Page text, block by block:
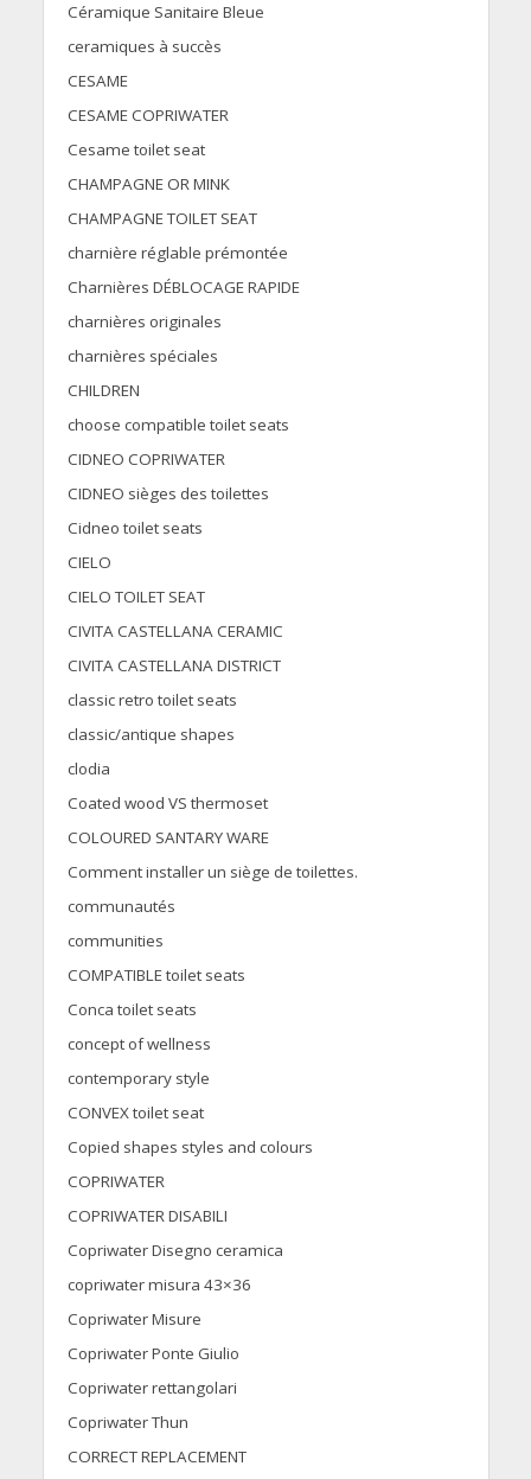
Céramique Sanitaire Bleue
ceramiques à succès
CESAME
CESAME COPRIWATER
Cesame toilet seat
CHAMPAGNE OR MINK
CHAMPAGNE TOILET SEAT
charnière réglable prémontée
Charnières DÉBLOCAGE RAPIDE
charnières originales
charnières spéciales
CHILDREN
choose compatible toilet seats
CIDNEO COPRIWATER
CIDNEO sièges des toilettes
Cidneo toilet seats
CIELO
CIELO TOILET SEAT
CIVITA CASTELLANA CERAMIC
CIVITA CASTELLANA DISTRICT
classic retro toilet seats
classic/antique shapes
clodia
Coated wood VS thermoset
COLOURED SANTARY WARE
Comment installer un siège de toilettes.
communautés
communities
COMPATIBLE toilet seats
Conca toilet seats
concept of wellness
contemporary style
CONVEX toilet seat
Copied shapes styles and colours
COPRIWATER
COPRIWATER DISABILI
Copriwater Disegno ceramica
copriwater misura 43×36
Copriwater Misure
Copriwater Ponte Giulio
Copriwater rettangolari
Copriwater Thun
CORRECT REPLACEMENT